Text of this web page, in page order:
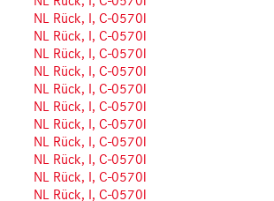
NL Rück, I, C-0570l
NL Rück, I, C-0570l
NL Rück, I, C-0570l
NL Rück, I, C-0570l
NL Rück, I, C-0570l
NL Rück, I, C-0570l
NL Rück, I, C-0570l
NL Rück, I, C-0570l
NL Rück, I, C-0570l
NL Rück, I, C-0570l
NL Rück, I, C-0570l